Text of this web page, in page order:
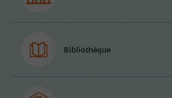
Bibliothèque